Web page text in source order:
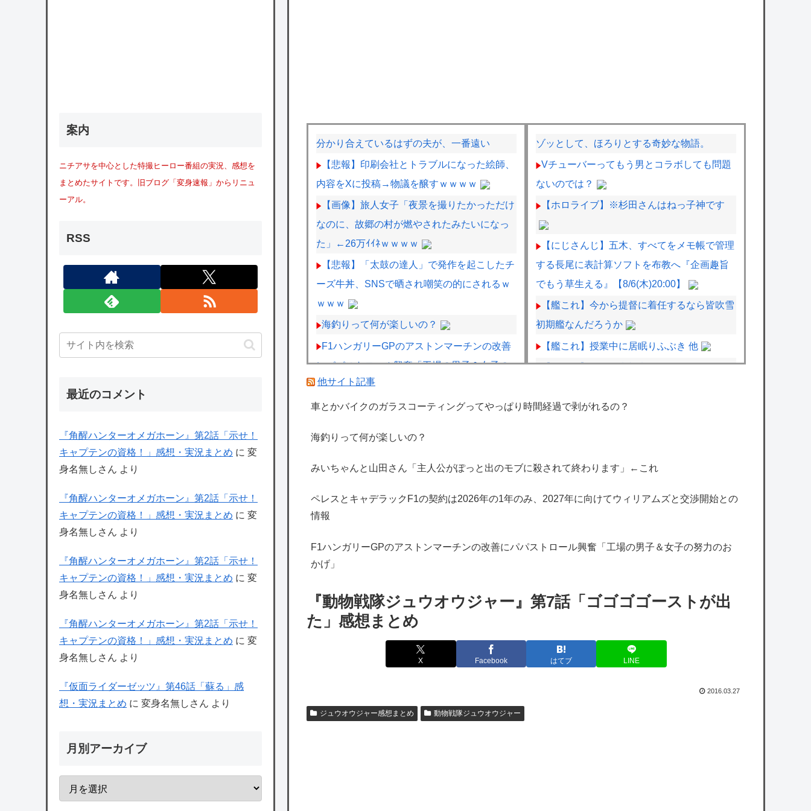
分かり合えているはずの夫が、一番遠い
【悲報】印刷会社とトラブルになった絵師、
内容をXに投稿→物議を醸すｗｗｗｗ
【画像】旅人女子「夜景を撮りたかっただけ
なのに、故郷の村が燃やされたみたいになっ
た」←26万ｲｲﾈｗｗｗｗ
【悲報】「太鼓の達人」で発作を起こしたチ
ーズ牛丼、SNSで晒され嘲笑の的にされるｗ
ｗｗｗ
海釣りって何が楽しいの？
F1ハンガリーGPのアストンマーチンの改善
にパパストロール興奮「工場の男子＆女子の
努力のおかげ」
ペレスとキャデラックF1の契約は2026年の1
開始との情報
車とかバイクのガラスコーティングってやっ
海外「日本は特別！」日本の地震支援を申し
海外「勘弁して！」米国人が最も恐れる日本
の為替介入再びで海外が大騒ぎ
のは韓国人である理由がこちら…」→「日本
も感謝してるらしい…（ﾌﾞﾙﾌﾞﾙ」＝韓国の反
海外「日本よ、お前がナンバーワンだ」 熊
衝撃
ゾッとして、ほろりとする奇妙な物語。
Vチューバーってもう男とコラボしても問題
ないのでは？
【ホロライブ】※杉田さんはねっ子神です
【にじさんじ】五木、すべてをメモ帳で管理
する長尾に表計算ソフトを布教へ『企画趣旨
でもう草生える』【8/6(木)20:00】
【艦これ】今から提督に着任するなら皆吹雪
初期艦なんだろうか
【艦これ】授業中に居眠りふぶき 他
【艦これ】バニ黒潮親潮 他
訳）
【ミリシタ】『プレミアムピックアップSR
が登場するｗｗｗｗ
由
ージの漫画を描くのに何をウダウダやってる
んですか」
【セ順位】虎=兎=====//-====燕星===竜鯉
他サイト記事
車とかバイクのガラスコーティングってやっぱり時間経過で剥がれるの？
海釣りって何が楽しいの？
みいちゃんと山田さん「主人公がぽっと出のモブに殺されて終わります」←これ
ペレスとキャデラックF1の契約は2026年の1年のみ、2027年に向けてウィリアムズと交渉開始との
情報
F1ハンガリーGPのアストンマーチンの改善にパパストロール興奮「工場の男子＆女子の努力のお
かげ」
『動物戦隊ジュウオウジャー』第7話「ゴゴゴゴーストが出
た」感想まとめ
X Facebook はてブ LINE
2016.03.27
ジュウオウジャー感想まとめ 動物戦隊ジュウオウジャー
案内
ニチアサを中心とした特撮ヒーロー番組の実況、感想を
まとめたサイトです。旧ブログ「変身速報」からリニュ
ーアル。
RSS
最近のコメント
『角醒ハンターオメガホーン』第2話「示せ！
キャプテンの資格！」感想・実況まとめ に 変
身名無しさん より
『角醒ハンターオメガホーン』第2話「示せ！
キャプテンの資格！」感想・実況まとめ に 変
身名無しさん より
『角醒ハンターオメガホーン』第2話「示せ！
キャプテンの資格！」感想・実況まとめ に 変
身名無しさん より
『角醒ハンターオメガホーン』第2話「示せ！
キャプテンの資格！」感想・実況まとめ に 変
身名無しさん より
『仮面ライダーゼッツ』第46話「蘇る」感
想・実況まとめ に 変身名無しさん より
月別アーカイブ